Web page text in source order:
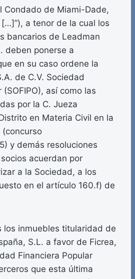
Condado de Miami-Dade,
[…]”), a tenor de la cual los
bancarios de Leadman
deben ponerse a
en su caso ordene la
de C.V. Sociedad
así como las
por la C. Jueza
en Materia Civil en la
y demás resoluciones
acuerdan por
a la Sociedad, a los
en el artículo 160.f) de
los inmuebles titularidad de
S.L. a favor de Ficrea,
Financiera Popular
que esta última